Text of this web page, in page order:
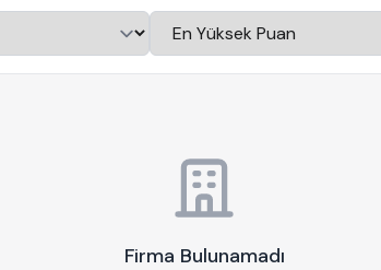
Firma Bulunamadı